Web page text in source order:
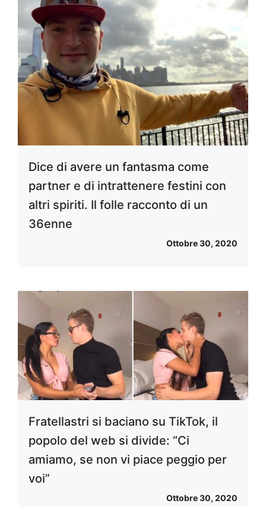
Dice di avere un fantasma come
partner e di intrattenere festini con
altri spiriti. Il folle racconto di un
36enne
Ottobre 30, 2020
Fratellastri si baciano su TikTok, il
popolo del web si divide: “Ci
amiamo, se non vi piace peggio per
voi”
Ottobre 30, 2020